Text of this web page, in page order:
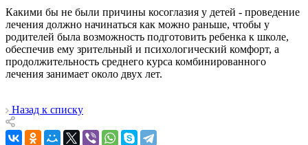
Какими бы не были причины косоглазия у детей - проведение
лечения должно начинаться как можно раньше, чтобы у
родителей была возможность подготовить ребенка к школе,
обеспечив ему зрительный и психологический комфорт, а
продолжительность среднего курса комбинированного
лечения занимает около двух лет.
Назад к списку